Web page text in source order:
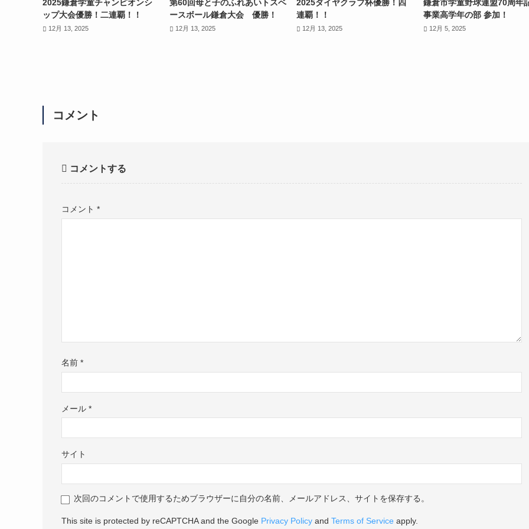
2025鎌倉学童チャンピオンシ
ップ大会優勝！二連覇！！
12月 13, 2025
第60回母と子のふれあいトスベ
ースボール鎌倉大会 優勝！
12月 13, 2025
2025ダイヤクラブ杯優勝！四
連覇！！
12月 13, 2025
鎌倉市学童野球連盟70周年
事業高学年の部 参加！
12月 5, 2025
コメント
コメントする
コメント *
名前 *
メール *
サイト
次回のコメントで使用するためブラウザーに自分の名前、メールアドレス、サイトを保存する。
This site is protected by reCAPTCHA and the Google Privacy Policy and Terms of Service apply.